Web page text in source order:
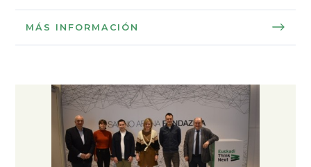
MÁS INFORMACIÓN